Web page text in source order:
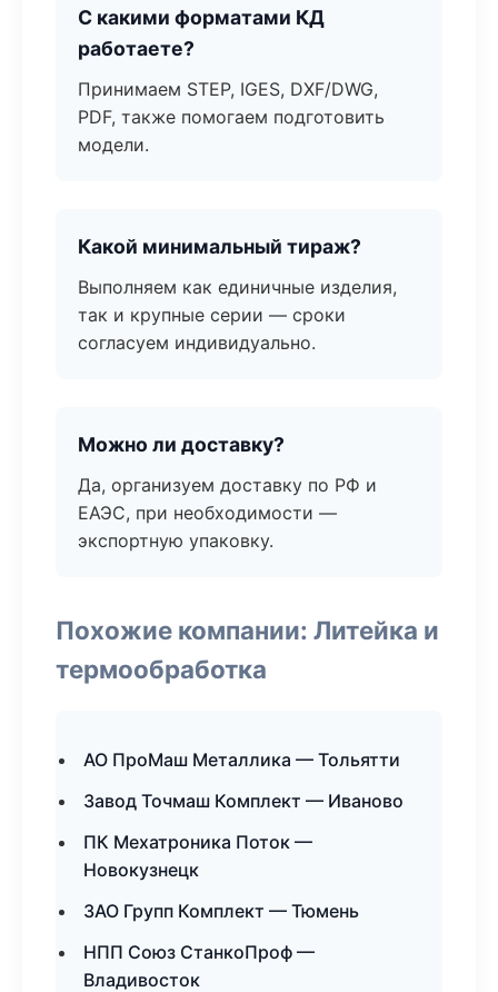
С какими форматами КД
работаете?
Принимаем STEP, IGES, DXF/DWG,
PDF, также помогаем подготовить
модели.
Какой минимальный тираж?
Выполняем как единичные изделия,
так и крупные серии — сроки
согласуем индивидуально.
Можно ли доставку?
Да, организуем доставку по РФ и
ЕАЭС, при необходимости —
экспортную упаковку.
Похожие компании: Литейка и
термообработка
АО ПроМаш Металлика — Тольятти
Завод Точмаш Комплект — Иваново
ПК Мехатроника Поток —
Новокузнецк
ЗАО Групп Комплект — Тюмень
НПП Союз СтанкоПроф —
Владивосток